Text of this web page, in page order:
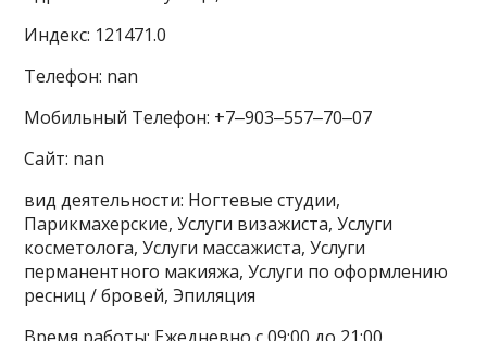
Индекс: 121471.0
Телефон: nan
Мобильный Телефон: +7‒903‒557‒70‒07
Сайт: nan
вид деятельности: Ногтевые студии,
Парикмахерские, Услуги визажиста, Услуги
косметолога, Услуги массажиста, Услуги
перманентного макияжа, Услуги по оформлению
ресниц / бровей, Эпиляция